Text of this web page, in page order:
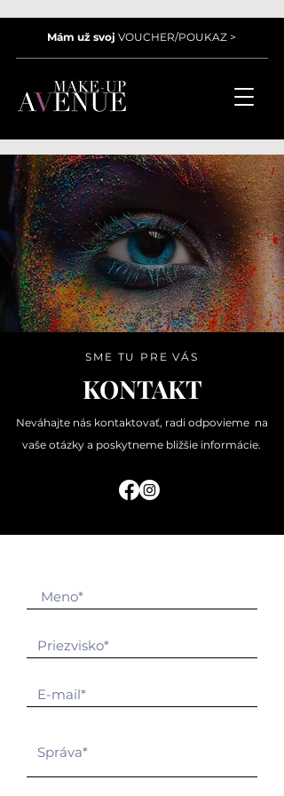
Mám už svoj VOUCHER/POUKAZ >
SME TU PRE VÁS
KONTAKT
Neváhajte nás kontaktovať, radi odpovieme na
vaše otázky a poskytneme bližšie informácie.